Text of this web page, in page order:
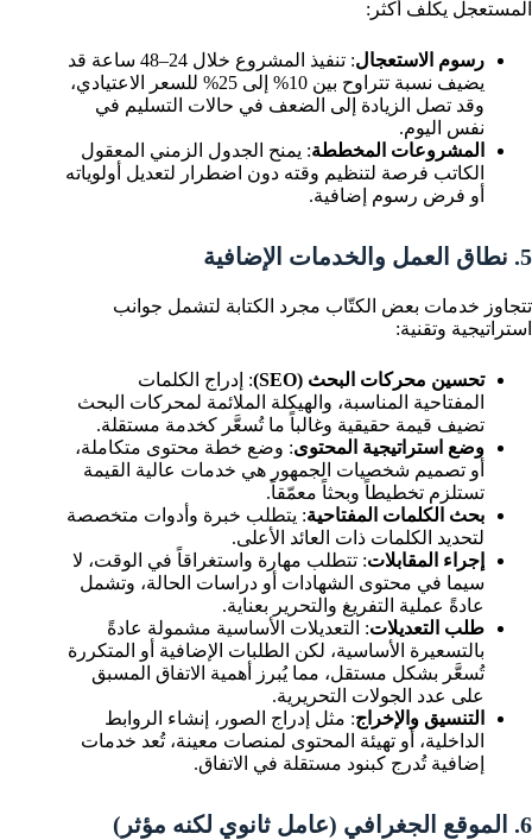
المستعجل يكلّف أكثر:
رسوم الاستعجال
: تنفيذ المشروع خلال 24–48 ساعة قد
يضيف نسبة تتراوح بين 10% إلى 25% للسعر الاعتيادي،
وقد تصل الزيادة إلى الضعف في حالات التسليم في
نفس اليوم.
المشروعات المخططة: يمنح الجدول الزمني المعقول
الكاتب فرصة لتنظيم وقته دون اضطرار لتعديل أولوياته
أو فرض رسوم إضافية.
5. نطاق العمل والخدمات الإضافية
تتجاوز خدمات بعض الكتّاب مجرد الكتابة لتشمل جوانب
استراتيجية وتقنية:
تحسين محركات البحث (SEO)
: إدراج الكلمات
المفتاحية المناسبة، والهيكلة الملائمة لمحركات البحث
تضيف قيمة حقيقية وغالباً ما تُسعَّر كخدمة مستقلة.
وضع استراتيجية المحتوى: وضع خطة محتوى متكاملة،
أو تصميم شخصيات الجمهور هي خدمات عالية القيمة
تستلزم تخطيطاً وبحثاً معمّقاً.
بحث الكلمات المفتاحية: يتطلب خبرة وأدوات متخصصة
لتحديد الكلمات ذات العائد الأعلى.
إجراء المقابلات: تتطلب مهارة واستغراقاً في الوقت، لا
سيما في محتوى الشهادات أو دراسات الحالة، وتشمل
عادةً عملية التفريغ والتحرير بعناية.
طلب التعديلات: التعديلات الأساسية مشمولة عادةً
بالتسعيرة الأساسية، لكن الطلبات الإضافية أو المتكررة
تُسعَّر بشكل مستقل، مما يُبرز أهمية الاتفاق المسبق
على عدد الجولات التحريرية.
التنسيق والإخراج: مثل إدراج الصور، إنشاء الروابط
الداخلية، أو تهيئة المحتوى لمنصات معينة، تُعد خدمات
إضافية تُدرج كبنود مستقلة في الاتفاق.
6. الموقع الجغرافي (عامل ثانوي لكنه مؤثر)